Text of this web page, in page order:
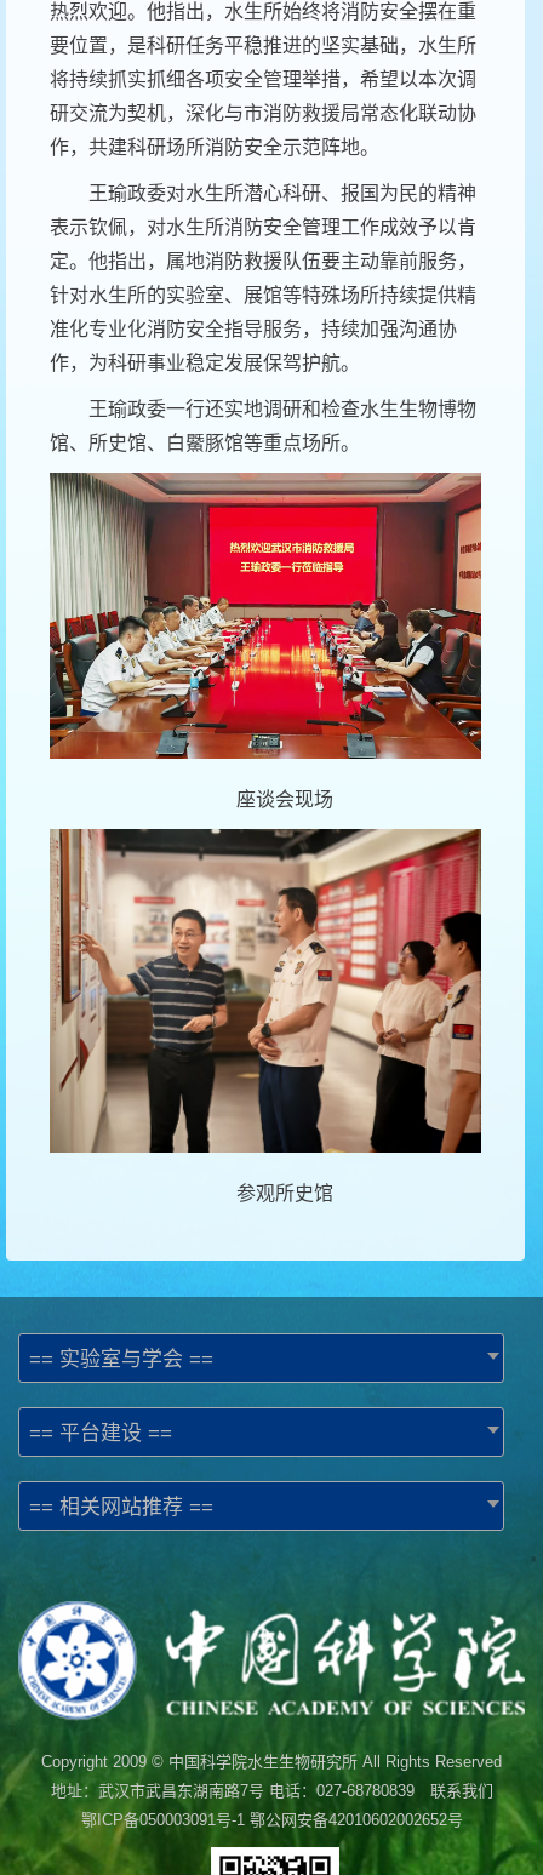
热烈欢迎。他指出，水生所始终将消防安全摆在重
要位置，是科研任务平稳推进的坚实基础， 水生所
将持续抓实抓细各项安全管理举措， 希望以本次调
研交流为契机，深化与市消防救援局常态化联动协
作，共建科研场所消防安全示范阵地。
王瑜政委对水生所潜心科研、 报国为民的精神
表示钦佩， 对水生所消防安全管理工作成效予以肯
定。他指出，属地消防救援队伍要主动靠前服务，
针对水生所的实验室、展馆等特殊场所持续提供精
准化专业化消防安全指导服务，持续加强沟通协
作，为科研事业稳定发展保驾护航。
王瑜政委一行还实地调研和检查水生生物博物
馆、所史馆、白鱀豚馆等重点场所。
座谈会现场
参观所史馆
== 实验室与学会 ==
== 平台建设 ==
== 相关网站推荐 ==
Copyright 2009 © 中国科学院水生生物研究所 All Rights Reserved
地址：武汉市武昌东湖南路7号 电话：027-68780839 联系我们
鄂ICP备050003091号-1 鄂公网安备42010602002652号